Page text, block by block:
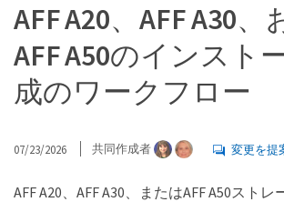
AFF A20、AFF A30
AFF A50のインスト
成のワークフロー
07/23/2026 共同作成者 変更を提
AFF A20、AFF A30、またはAFF A50スト